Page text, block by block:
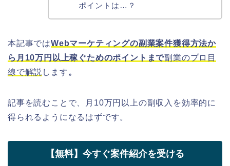
ポイントは…？
本記事ではWebマーケティングの副業案件獲得方法か
ら月10万円以上稼ぐためのポイントまで副業のプロ目
線で解説 します。
記事を読むことで、月10万円以上の副収入を効率的に
得られるようになるはずです。
【無料】今すぐ案件紹介を受ける